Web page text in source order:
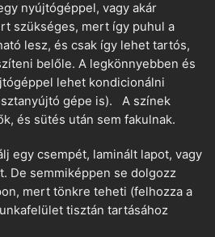
nyújtógéppel, vagy akár
szükséges, mert így puhul a
lesz, és csak így lehet tartós,
belőle. A legkönnyebben és
lehet kondicionálni
gépe is). A színek
és sütés után sem fakulnak.
egy csempét, laminált lapot, vagy
De semmiképpen se dolgozz
mert tönkre teheti (felhozza a
tisztán tartásához